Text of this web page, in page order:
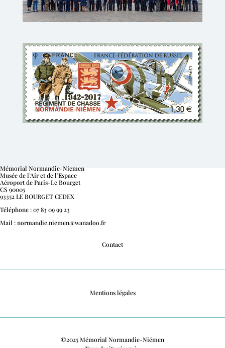
Mémorial Normandie-Niemen
Musée de l’Air et de l’Espace
Aéroport de Paris-Le Bourget
CS 90005
93352 LE BOURGET CEDEX
Téléphone : 07 83 09 99 23
Mail : normandie.niemen@wanadoo.fr
Contact
Mentions légales
©2025 Mémorial Normandie-Niémen